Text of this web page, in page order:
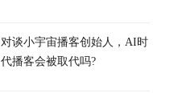
对谈小宇宙播客创始人，AI时
代播客会被取代吗?